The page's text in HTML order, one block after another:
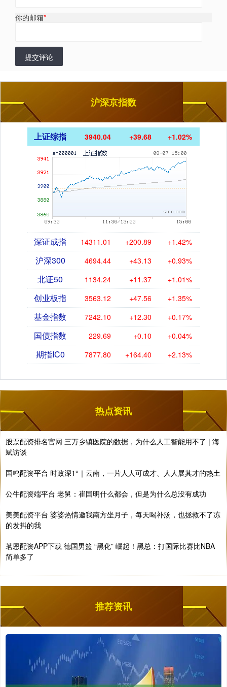
你的邮箱*
提交评论
沪深京指数
上证综指 3940.04 +39.68 +1.02%
深证成指 14311.01 +200.89 +1.42%
沪深300 4694.44 +43.13 +0.93%
北证50 1134.24 +11.37 +1.01%
创业板指 3563.12 +47.56 +1.35%
基金指数 7242.10 +12.30 +0.17%
国债指数 229.69 +0.10 +0.04%
期指IC0 7877.80 +164.40 +2.13%
热点资讯
股票配资排名官网 三万乡镇医院的数据，为什么人工智能用不了 | 海
斌访谈
国鸣配资平台 时政深1°｜云南，一片人人可成才、人人展其才的热土
公牛配资端平台 老舅：崔国明什么都会，但是为什么总没有成功
美美配资平台 婆婆热情邀我南方坐月子，每天喝补汤，也拯救不了冻
的发抖的我
茗恩配资APP下载 德国男篮 “黑化” 崛起！黑总：打国际比赛比NBA
简单多了
推荐资讯